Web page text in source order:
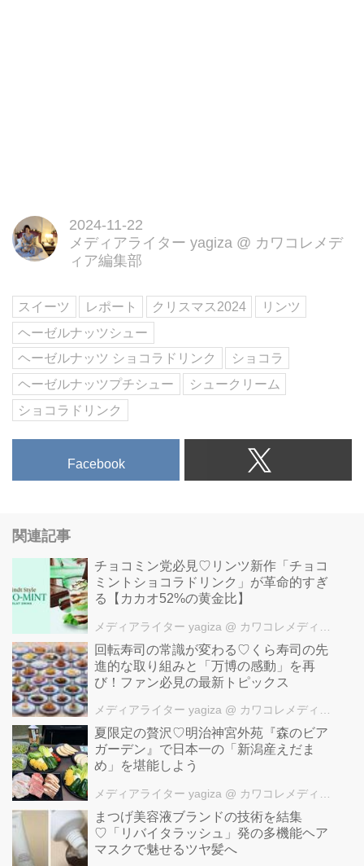
2024-11-22
メディアライター yagiza @ カワコレメデ
ィア編集部
スイーツ レポート クリスマス2024
リンツ
ヘーゼルナッツシュー
ヘーゼルナッツ ショコラドリンク
ショコラ
ヘーゼルナッツプチシュー
シュークリーム
ショコラドリンク
Facebook
関連記事
チョコミン党必見♡リンツ新作「チョコ
ミントショコラドリンク」が革命的すぎ
る【カカオ52%の黄金比】
メディアライター yagiza @ カワコレメディア編集部
回転寿司の常識が変わる♡くら寿司の先
進的な取り組みと「万博の感動」を再
び！ファン必見の最新トピックス
メディアライター yagiza @ カワコレメディア編集部
夏限定の贅沢♡明治神宮外苑『森のビア
ガーデン』で日本一の「新潟産えだま
め」を堪能しよう
メディアライター yagiza @ カワコレメディア編集部
まつげ美容液ブランドの技術を結集
♡「リバイタラッシュ」発の多機能ヘア
マスクで魅せるツヤ髪へ